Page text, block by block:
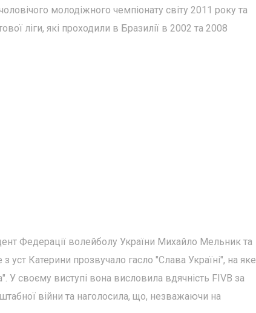
молодіжного чемпіонату світу 2011 року та
ліги, які проходили в Бразилії в 2002 та 2008
Федерації волейболу України Михайло Мельник та
Катерини прозвучало гасло "Слава Україні", на яке
У своєму виступі вона висловила вдячність FIVB за
війни та наголосила, що, незважаючи на